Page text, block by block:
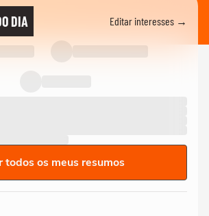
DIA Editar interesses →
todos os meus resumos